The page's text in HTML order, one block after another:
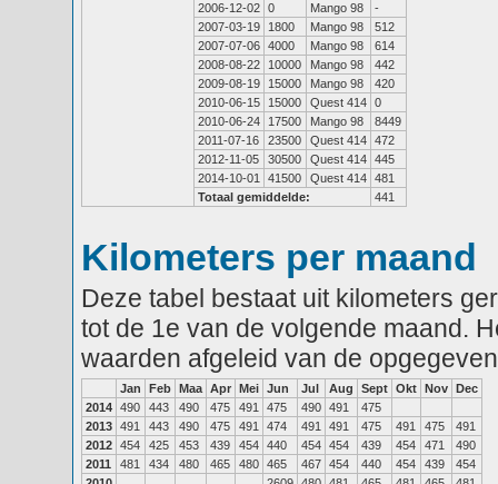
2006-12-02 0 Mango 98
-
2007-03-19
1800 Mango 98
512
2007-07-06 4000 Mango 98
614
2008-08-22
10000 Mango 98
442
2009-08-19
15000 Mango 98
420
2010-06-15
15000 Quest 414 0
2010-06-24
17500 Mango 98
8449
2011-07-16
23500 Quest 414 472
2012-11-05
30500 Quest 414 445
2014-10-01
41500 Quest 414 481
Totaal gemiddelde:
441
Kilometers per maand
Deze tabel bestaat uit kilometers
tot de 1e van de volgende maand.
waarden afgeleid van de
Jan Feb Maa Apr Mei Jun Jul Aug Sept Okt Nov Dec
2014 490 443 490 475 491 475 490 491
475
2013 491 443 490 475 491 474 491 491 475 491 475
491
2012 454 425 453 439 454 440 454 454 439 454 471
490
2011
481 434 480 465 480 465 467 454 440 454 439
454